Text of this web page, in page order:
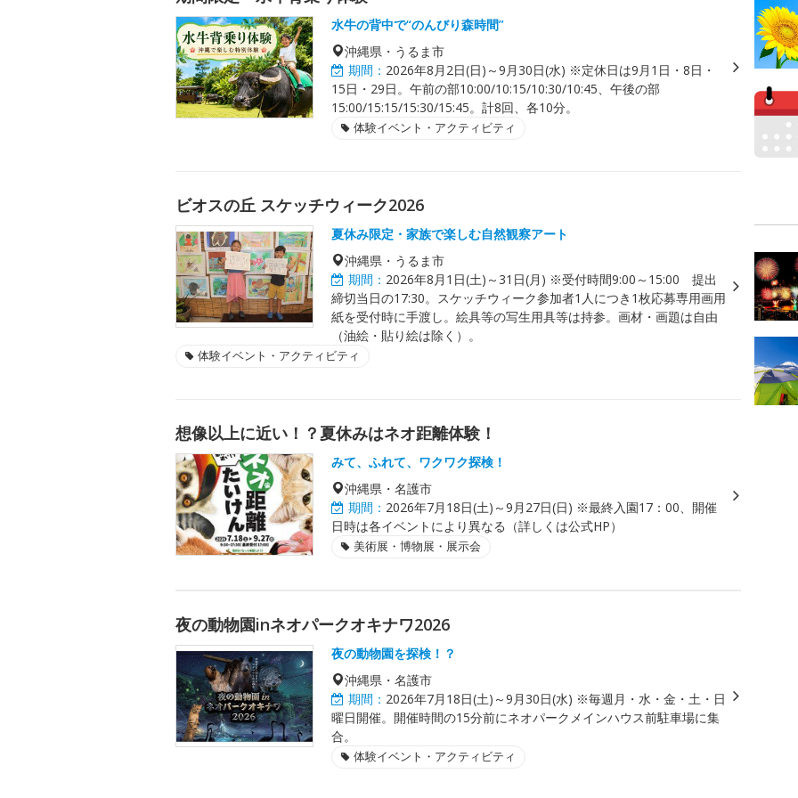
水牛の背中で“のんびり森時間”
沖縄県・うるま市
期間： 2026年8月2日(日)～9月30日(水) ※定休日は9月1日・8日・
15日・29日。午前の部10:00/10:15/10:30/10:45、午後の部
15:00/15:15/15:30/15:45。計8回、各10分。
体験イベント・アクティビティ
ビオスの丘 スケッチウィーク2026
夏休み限定・家族で楽しむ自然観察アート
沖縄県・うるま市
期間： 2026年8月1日(土)～31日(月) ※受付時間9:00～15:00 提出
締切当日の17:30。スケッチウィーク参加者1人につき1枚応募専用画用
紙を受付時に手渡し。絵具等の写生用具等は持参。画材・画題は自由
（油絵・貼り絵は除く）。
体験イベント・アクティビティ
想像以上に近い！？夏休みはネオ距離体験！
みて、ふれて、ワクワク探検！
沖縄県・名護市
期間： 2026年7月18日(土)～9月27日(日) ※最終入園17：00、開催
日時は各イベントにより異なる（詳しくは公式HP）
美術展・博物展・展示会
夜の動物園inネオパークオキナワ2026
夜の動物園を探検！？
沖縄県・名護市
期間： 2026年7月18日(土)～9月30日(水) ※毎週月・水・金・土・日
曜日開催。開催時間の15分前にネオパークメインハウス前駐車場に集
合。
体験イベント・アクティビティ